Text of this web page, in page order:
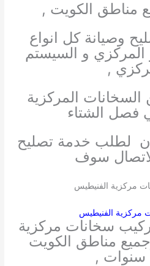
مناطق الكويت ,
وصيانة كل انواع
المركزي و السيستم
,
المركزية
فصل الشتاء
لطلب خدمة تصليح
سوف
مركزية الفنيطيس
سخانات مركزية
مناطق الكويت
سنوات ,